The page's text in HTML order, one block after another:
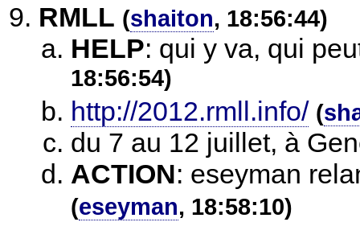
RMLL (shaiton, 18:56:44)
HELP: qui y va, qui
18:56:54)
http://2012.rmll.info/ (
du 7 au 12 juillet, à
ACTION: eseyman
(eseyman, 18:58:10)